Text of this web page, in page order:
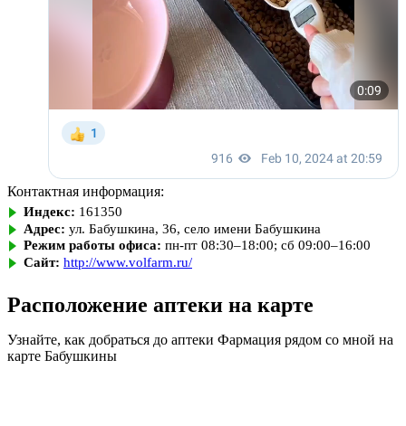
Контактная информация:
Индекс: 161350
Адрес: ул. Бабушкина, 36, село имени Бабушкина
Режим работы офиса: пн-пт 08:30–18:00; сб 09:00–16:00
Сайт: http://www.volfarm.ru/
Расположение аптеки на карте
Узнайте, как добраться до аптеки Фармация рядом со мной на
карте Бабушкины